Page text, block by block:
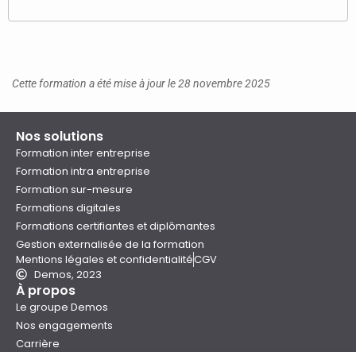
Cette formation a été mise à jour le 28 novembre 2025
Nos solutions
Formation inter entreprise
Formation intra entreprise
Formation sur-mesure
Formations digitales
Formations certifiantes et diplômantes
Gestion externalisée de la formation
Mentions légales et confidentialitéCGV
Demos, 2023
À propos
Le groupe Demos
Nos engagements
Carrière